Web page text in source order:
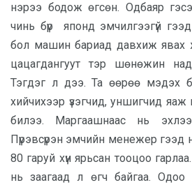
нэрээ бодож өгсөн. Одбаяр
чинь бүр японд эмчилгээгүй
бол машин бариад давхиж явах
цацагдангуут тэр шөнөжин над
Тэгдэг л дээ. Та өөрөө мэдэх
хийчихээр үзэгчид, уншигчид
билээ. Маргаашнаас нь
Пүрэвсүрэн эмчийн менежер гээд
80 гаруй хүн ярьсан тооцоо
нь заагаад л өгч байгаа.